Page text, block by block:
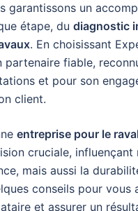
garantissons un
étape, du diagnostic
. En choisissant
fiable,
et pour son
client.
entreprise pour le
cruciale, influençant
mais aussi la
conseils pour vous
et assurer un